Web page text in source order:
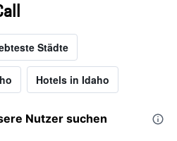
Städte
Hotels in Idaho
Nutzer suchen